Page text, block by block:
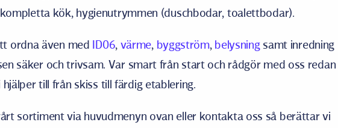
kök, hygienutrymmen (duschbodar, toalettbodar).
ordna även med ID06, värme, byggström, belysningsamt inredning
säker och trivsam. Var smart från start och rådgör med oss redan
till från skiss till färdig etablering.
sortiment via huvudmenyn ovan eller kontakta oss så berättar vi